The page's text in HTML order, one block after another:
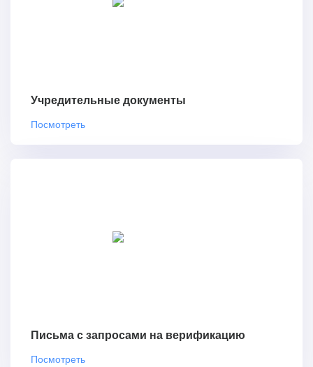
Учредительные документы
Посмотреть
Письма с запросами на верификацию
Посмотреть